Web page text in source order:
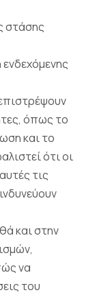
στάσης
όπως το
και το
ότι οι
τις
και στην
να
του